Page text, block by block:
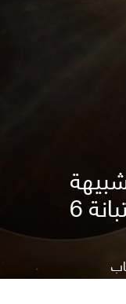
بالأرض في مجرة درب التبانة 6